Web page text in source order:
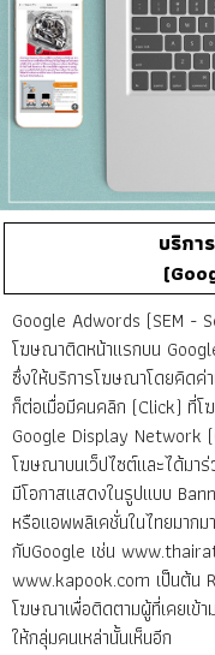
บริกา
Google Adwords (SEM -
โฆษณาติดหน้าแรกบน
ซึ่งให้บริการโฆษณาโดยคิดค่
ก็ต่อเมื่อมีคนคลิก (Click) ที่โ
Google Display Network
โฆษณาบนเว็ปไซต์และได้มา
มีโอกาสแสดงในรูปแบบ
หรือแอพพลิเคชั่นในไทยมาก
กับGoogle เช่น
www.kapook.com เป็นต้น
โฆษณาเพื่อติดตามผู้ที่เคยเข้
ให้กลุ่มคนเหล่านั้นเห็นอีก